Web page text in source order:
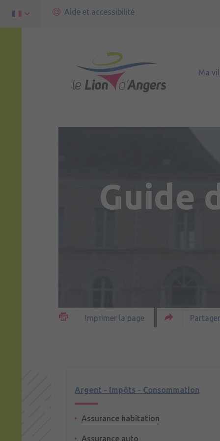
Aide et accessibilité
Ma
Guide
Imprimer la page
Argent - Impôts - Consommation
Assurance habitation
Assurance auto